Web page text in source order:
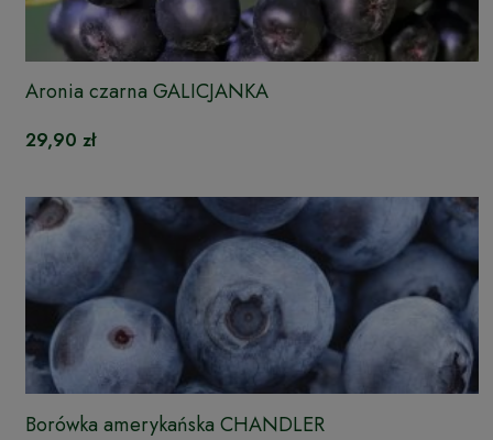
Aronia czarna GALICJANKA
29,90 zł
Borówka amerykańska CHANDLER